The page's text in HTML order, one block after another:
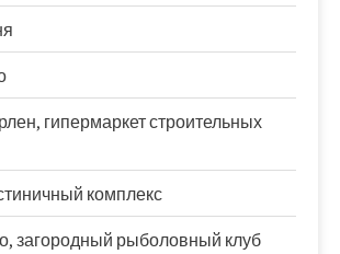
гипермаркет строительных
комплекс
загородный рыболовный клуб